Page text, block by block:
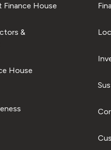
Finance House
&
House